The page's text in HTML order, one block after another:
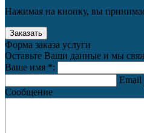
Нажимая на кнопку, вы
Форма заказа услуги
Оставьте Ваши данные и мы
Ваше имя *:
Email
Сообщение